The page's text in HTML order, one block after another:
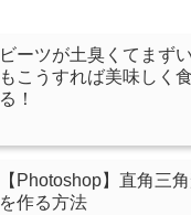
ビーツが土臭くてまず
もこうすれば美味しく
る！
【Photoshop】直角三
を作る方法